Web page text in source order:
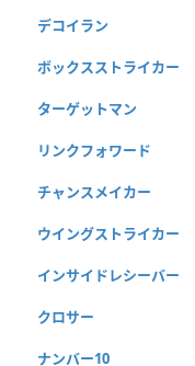
デコイラン
ボックスストライカー
ターゲットマン
リンクフォワード
チャンスメイカー
ウイングストライカー
インサイドレシーバー
クロサー
ナンバー10